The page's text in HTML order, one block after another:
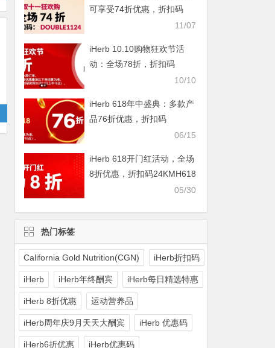
可享受74折优惠，折扣码
11/07
iHerb 10.10购物狂欢节活
动：全场78折，折扣码
10/10
iHerb 618年中盛典：多款产
品76折优惠，折扣码
06/15
iHerb 618开门红活动，全场
8折优惠，折扣码24KMH618
05/30
热门标签
California Gold Nutrition(CGN) iHerb折扣码
iHerb iHerb年终酬宾 iHerb每日精选特惠
iHerb 8折优惠 运动营养品
iHerb周年庆9月天天大酬宾 iHerb 优惠码
iHerb6折优惠 iHerb优惠码